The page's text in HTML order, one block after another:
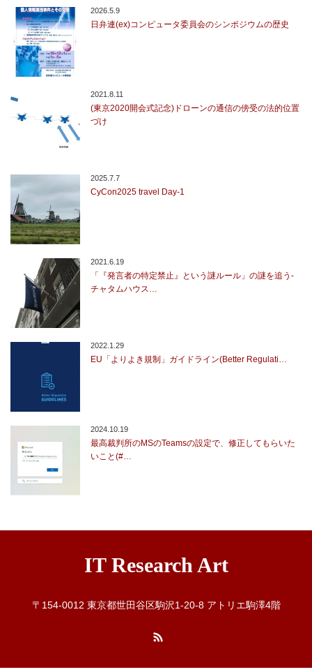
2026.5.9
日弁連(ex)コンピュータ委員会のシンポジウムの歴史
2021.8.11
(東京2020開会式記念)ドローンの通信の傍受の法的位置
づけ
2025.7.7
CyCon2025 travel Day-1
2021.6.19
「『発言者の特定禁止』という謎ルール」の謎を追う-
チャタムハウス…
2022.1.29
EU「よりよき規制」ガイドライン(Better Regulati…
2024.10.19
最高裁判所のMSのTeamsの設定で、修正してもらいた
いこと(#…
IT Research Art
〒154-0012 東京都世田谷区駒沢1-20-8 アトリエ駒澤4階